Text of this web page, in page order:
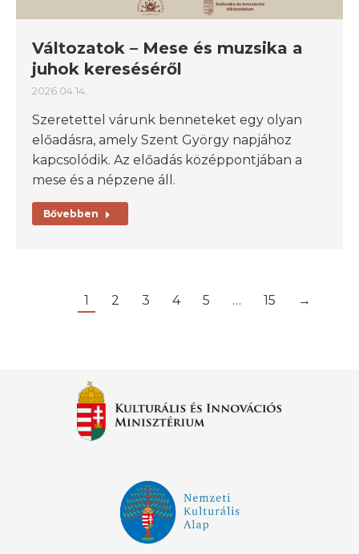
Változatok – Mese és muzsika a
juhok kereséséről
2026.04.14.
Szeretettel várunk benneteket egy olyan
előadásra, amely Szent György napjához
kapcsolódik. Az előadás középpontjában a
mese és a népzene áll.
Bővebben
1 2 3 4 5 … 15 →